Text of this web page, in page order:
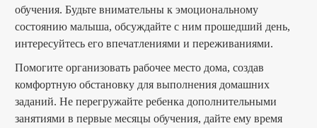
обучения. Будьте внимательны к эмоциональному
состоянию малыша, обсуждайте с ним прошедший день,
интересуйтесь его впечатлениями и переживаниями.
Помогите организовать рабочее место дома, создав
комфортную обстановку для выполнения домашних
заданий. Не перегружайте ребенка дополнительными
занятиями в первые месяцы обучения, дайте ему время